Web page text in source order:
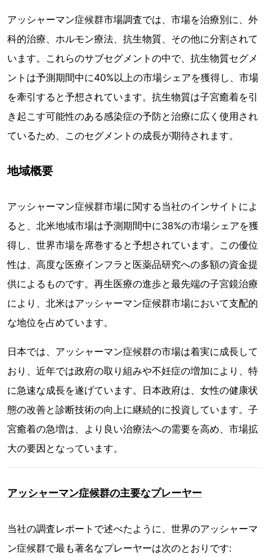
アッシャーマン症候群市場調査では、市場を治療別に、外
科的治療、ホルモン療法、抗生物質、その他に分割されて
います。これらのサブセグメントの中で、抗生物質セグメ
ントは予測期間中に40%以上の市場シェアを獲得し、市場
を牽引すると予想されています。抗生物質は子宮癒着を引
き起こす可能性のある感染症の予防と治療に広く使用され
ているため、このセグメントの成長が期待されます。
地域概要
アッシャーマン症候群市場に関する当社のインサイトによ
ると、北米地域市場は予測期間中に38%の市場シェアを獲
得し、世界市場を席巻すると予想されています。この優位
性は、高度な医療インフラと医薬品研究への多額の資金提
供によるものです。再生医療の進歩と最先端の子宮鏡治療
により、北米はアッシャーマン症候群市場において支配的
な地位を占めています。
日本では、アッシャーマン症候群の市場は着実に成長して
おり、近年では政府の取り組みや不妊症の増加により、特
に急速な成長を遂げています。日本政府は、女性の健康状
態の改善と診断技術の向上に継続的に投資しています。子
宮癒着の急増は、より良い治療法への需要を高め、市場拡
大の要因となっています。
アッシャーマン症候群の主要なプレーヤー
当社の調査レポートで述べたように、世界のアッシャーマ
ン症候群で最も著名なプレーヤーは次のとおりです: